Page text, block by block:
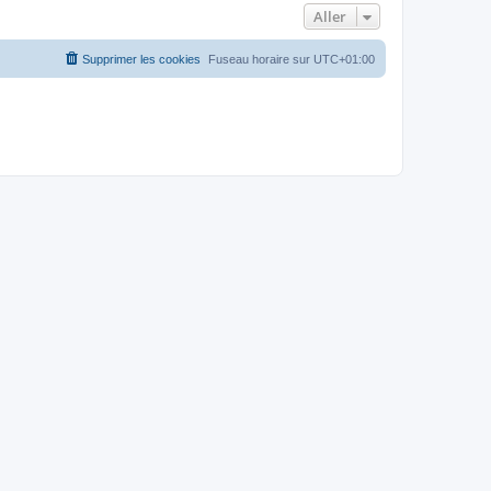
Aller
Fuseau horaire sur UTC+01:00
Supprimer les cookies